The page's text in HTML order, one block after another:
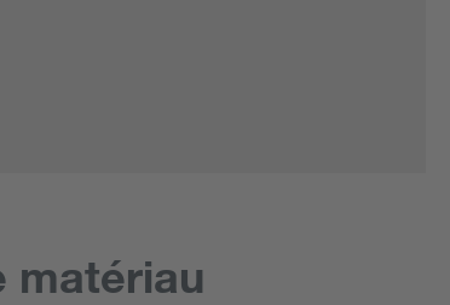
matériau